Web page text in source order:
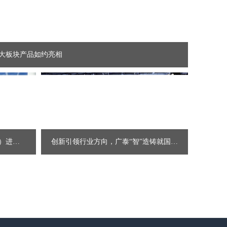
板块产品如约亮相
威海广泰亮相第三届韩国（山东）进口商品博览会 创新引领行业方向，广泰“智”造铸就国际品质——威海广泰亮相2023第三届民航技术装备及服务展